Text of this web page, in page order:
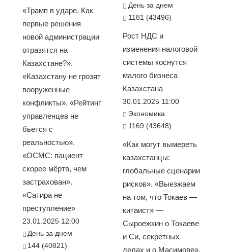
«Трамп в ударе. Как
первые решения
новой администрации
отразятся на
Казахстане?».
«Казахстану не грозят
вооруженные
конфликты». «Рейтинг
управленцев не
бьется с
реальностью».
«ОСМС: пациент
скорее мёртв, чем
застрахован».
«Сатира не
преступление»
23.01.2025 12:00
День за днем
144 (40821)
День за днем
1181 (43496)
Рост НДС и
изменения налоговой
системы коснутся
малого бизнеса
Казахстана
30.01.2025 11:00
Экономика
1169 (43648)
«Как могут вымереть
казахстанцы:
глобальные сценарии
рисков». «Выезжаем
на том, что Токаев —
китаист» —
Сыроежкин о Токаеве
и Си, секретных
делах и о Масимове».